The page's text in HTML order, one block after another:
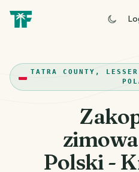
TATRA COUNTY,
Polski -